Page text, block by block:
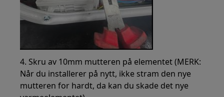
4. Skru av 10mm mutteren på elementet (MERK:
Når du installerer på nytt, ikke stram den nye
mutteren for hardt, da kan du skade det nye